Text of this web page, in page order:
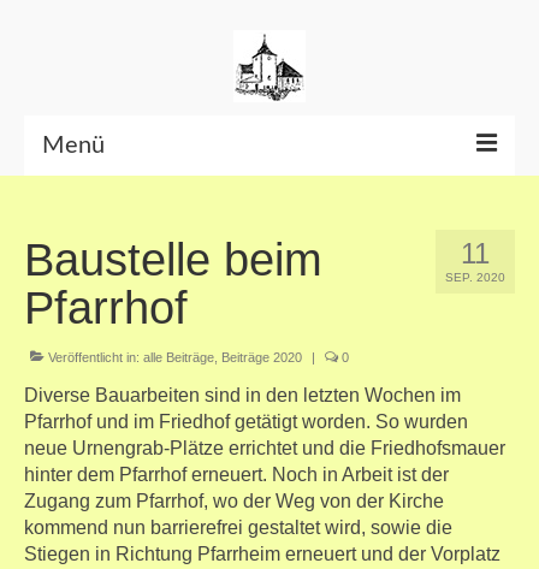
Menü
Datenschutzerklärung 11
SEP. 2020
Baustelle beim
Pfarrhof
Veröffentlicht in: alle Beiträge Beiträge 2020 | 0
Diverse Bauarbeiten sind in den letzten Wochen im
Pfarrhof und im Friedhof getätigt worden. So wurden
neue Urnengrab-Plätze errichtet und die Friedhofsmauer
hinter dem Pfarrhof erneuert. Noch in Arbeit ist der
Zugang zum Pfarrhof, wo der Weg von der Kirche
kommend nun barrierefrei gestaltet wird, sowie die
Stiegen in Richtung Pfarrheim erneuert und der Vorplatz